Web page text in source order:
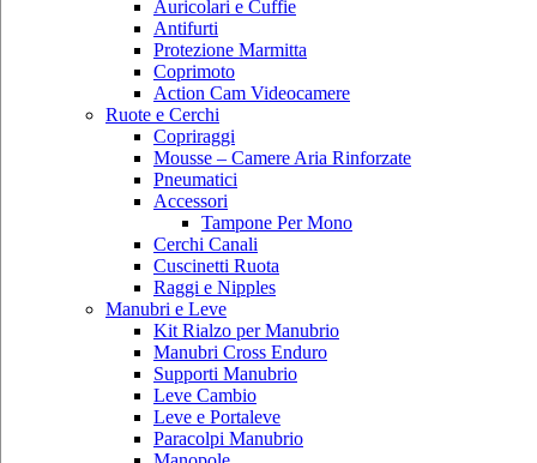
Auricolari e Cuffie
Antifurti
Protezione Marmitta
Coprimoto
Action Cam Videocamere
Ruote e Cerchi
Copriraggi
Mousse – Camere Aria Rinforzate
Pneumatici
Accessori
Tampone Per Mono
Cerchi Canali
Cuscinetti Ruota
Raggi e Nipples
Manubri e Leve
Kit Rialzo per Manubrio
Manubri Cross Enduro
Supporti Manubrio
Leve Cambio
Leve e Portaleve
Paracolpi Manubrio